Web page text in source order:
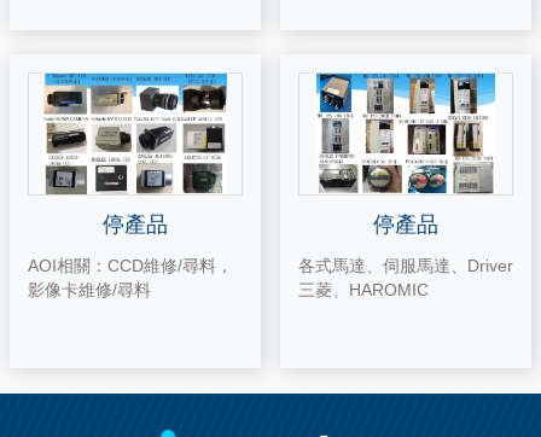
停產品
AOI相關：CCD維修/尋料，
影像卡維修/尋料
停產品
各式馬達、伺服馬達、Driver
三菱、HAROMIC